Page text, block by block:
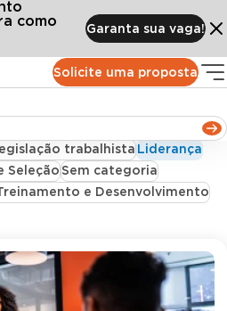
Solicite uma proposta
como
Garanta sua vaga!
LG
Bem-estar e Saúde no Trabalho
Case de Sucesso
trabalhista Liderança
Seleção Sem categoria
e Desenvolvimento